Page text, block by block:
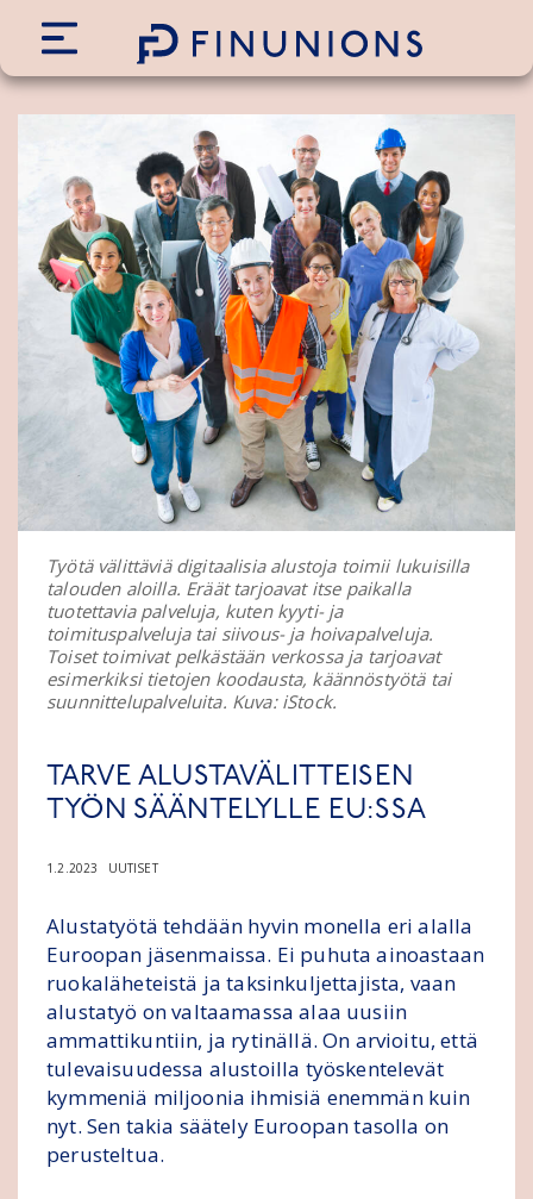
Työtä välittäviä digitaalisia alustoja toimii lukuisilla
talouden aloilla. Eräät tarjoavat itse paikalla
tuotettavia palveluja, kuten kyyti- ja
toimituspalveluja tai siivous- ja hoivapalveluja.
Toiset toimivat pelkästään verkossa ja tarjoavat
esimerkiksi tietojen koodausta, käännöstyötä tai
suunnittelupalveluita. Kuva: iStock.
TARVE ALUSTAVÄLITTEISEN
TYÖN SÄÄNTELYLLE EU:SSA
1.2.2023 UUTISET
Alustatyötä tehdään hyvin monella eri alalla
Euroopan jäsenmaissa. Ei puhuta ainoastaan
ruokaläheteistä ja taksinkuljettajista, vaan
alustatyö on valtaamassa alaa uusiin
ammattikuntiin, ja rytinällä. On arvioitu, että
tulevaisuudessa alustoilla työskentelevät
kymmeniä miljoonia ihmisiä enemmän kuin
nyt. Sen takia säätely Euroopan tasolla on
perusteltua.